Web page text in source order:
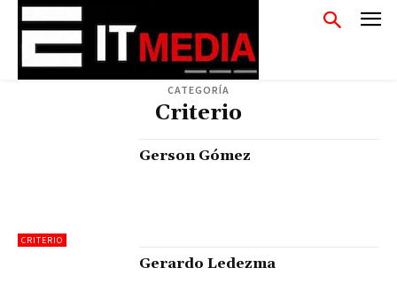
CATEGORÍA
Criterio
CRITERIO
Gerson Gómez
Gerardo Ledezma